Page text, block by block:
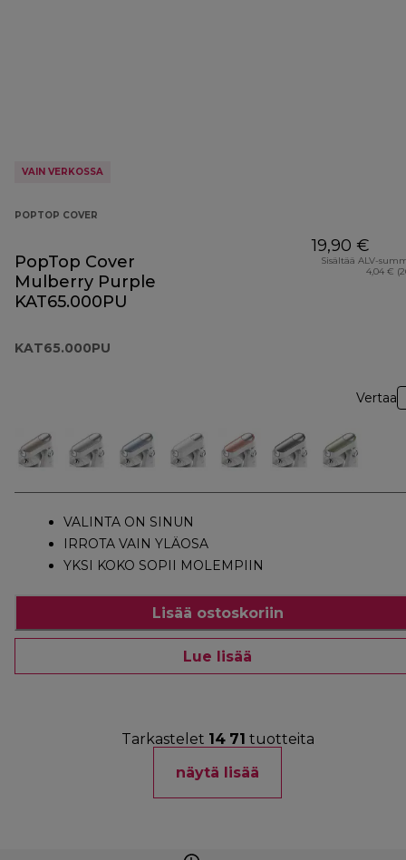
VAIN VERKOSSA
POPTOP COVER
PopTop Cover
Mulberry Purple
KAT65.000PU
KAT65.000PU
19,90 €
Sisältää ALV-
4,04 €
Vertaa
VALINTA ON SINUN
IRROTA VAIN YLÄOSA
YKSI KOKO SOPII MOLEMPIIN
Lisää ostoskoriin
Lue lisää
Tarkastelet 14 71 tuotteita
näytä lisää